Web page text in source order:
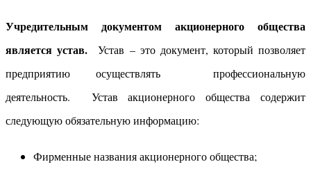
Учредительным документом акционерного общества
является устав.Устав – это документ, который позволяет
предприятию осуществлять профессиональную
деятельность. Устав акционерного общества содержит
следующую обязательную информацию:
Фирменные названия акционерного общества;